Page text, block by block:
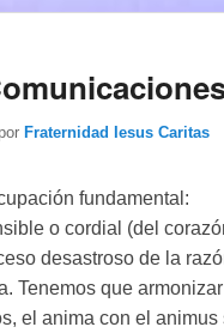
por Fraternidad Iesus Caritas
fundamental:
o cordial (del
desastroso de la
Tenemos que armonizar
el anima con el animus